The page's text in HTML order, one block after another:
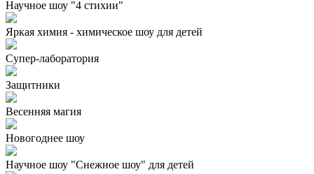
Научное шоу "4 стихии"
Яркая химия - химическое шоу для детей
Супер-лаборатория
Защитники
Весенняя магия
Новогоднее шоу
Научное шоу "Снежное шоу" для детей